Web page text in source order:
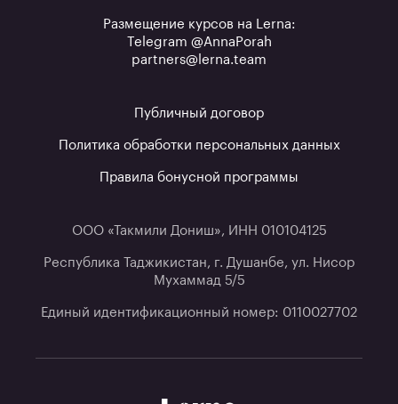
Размещение курсов на Lerna:
Telegram @AnnaPorah
partners@lerna.team
Публичный договор
Политика обработки персональных данных
Правила бонусной программы
ООО «Такмили Дониш», ИНН 010104125
Республика Таджикистан, г. Душанбе, ул. Нисор
Мухаммад 5/5
Единый идентификационный номер: 0110027702